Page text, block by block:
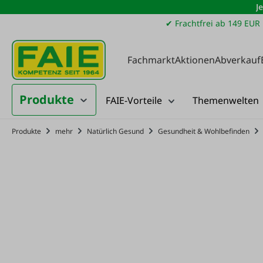
Hauptinhalt springen
Zur Suche springen
Zur Hauptnavigation springen
✔ Frachtfrei ab 149 EUR
FachmarktAktionenAbverkauf
Produkte FAIE-Vorteile Themenwelten
Produkte mehr Natürlich Gesund Gesundheit & Wohlbefinden